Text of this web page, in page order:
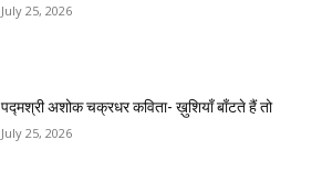
July 25, 2026
पद्मश्री अशोक चक्रधर कविता- ख़ुशियाँ बाँटते हैं तो
July 25, 2026